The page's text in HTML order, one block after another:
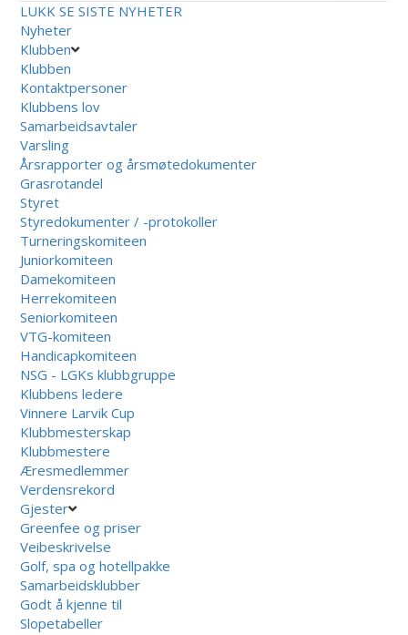
LUKK SE SISTE NYHETER
Nyheter
Klubben
Klubben
Kontaktpersoner
Klubbens lov
Samarbeidsavtaler
Varsling
Årsrapporter og årsmøtedokumenter
Grasrotandel
Styret
Styredokumenter / -protokoller
Turneringskomiteen
Juniorkomiteen
Damekomiteen
Herrekomiteen
Seniorkomiteen
VTG-komiteen
Handicapkomiteen
NSG - LGKs klubbgruppe
Klubbens ledere
Vinnere Larvik Cup
Klubbmesterskap
Klubbmestere
Æresmedlemmer
Verdensrekord
Gjester
Greenfee og priser
Veibeskrivelse
Golf, spa og hotellpakke
Samarbeidsklubber
Godt å kjenne til
Slopetabeller